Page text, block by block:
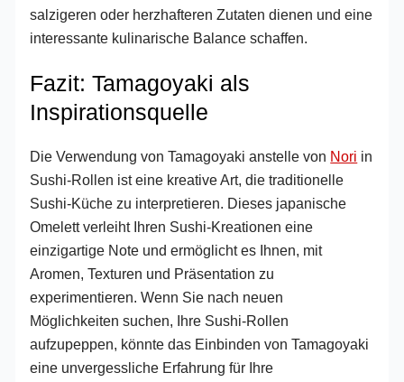
salzigeren oder herzhafteren Zutaten dienen und eine
interessante kulinarische Balance schaffen.
Fazit: Tamagoyaki als
Inspirationsquelle
Die Verwendung von Tamagoyaki anstelle von Nori in
Sushi-Rollen ist eine kreative Art, die traditionelle
Sushi-Küche zu interpretieren. Dieses japanische
Omelett verleiht Ihren Sushi-Kreationen eine
einzigartige Note und ermöglicht es Ihnen, mit
Aromen, Texturen und Präsentation zu
experimentieren. Wenn Sie nach neuen
Möglichkeiten suchen, Ihre Sushi-Rollen
aufzupeppen, könnte das Einbinden von Tamagoyaki
eine unvergessliche Erfahrung für Ihre